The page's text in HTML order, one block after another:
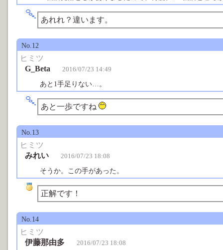
あれれ？違います。
No.12
ヒミツ
G_Beta
2016/07/23 14:49
あと1手足りない…。
あと一歩ですね
No.13
ヒミツ
みれい
2016/07/23 18:08
そうか。この手があった。
正解です！
No.14
ヒミツ
伊藤那由多
2016/07/23 18:08